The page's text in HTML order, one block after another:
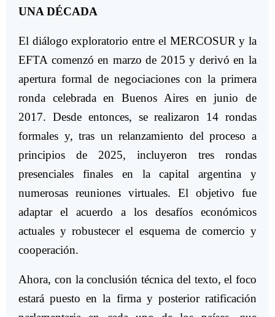
UNA DÉCADA
El diálogo exploratorio entre el MERCOSUR y la
EFTA comenzó en marzo de 2015 y derivó en la
apertura formal de negociaciones con la primera
ronda celebrada en Buenos Aires en junio de
2017. Desde entonces, se realizaron 14 rondas
formales y, tras un relanzamiento del proceso a
principios de 2025, incluyeron tres rondas
presenciales finales en la capital argentina y
numerosas reuniones virtuales. El objetivo fue
adaptar el acuerdo a los desafíos económicos
actuales y robustecer el esquema de comercio y
cooperación.
Ahora, con la conclusión técnica del texto, el foco
estará puesto en la firma y posterior ratificación